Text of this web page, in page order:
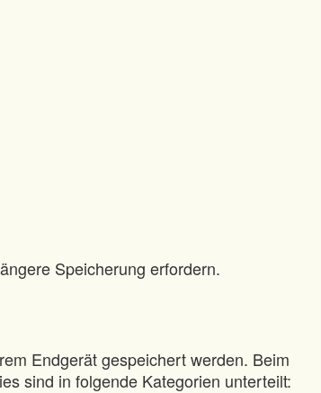
Speicherung erfordern.
Endgerät gespeichert werden. Beim
sind in folgende Kategorien unterteilt: